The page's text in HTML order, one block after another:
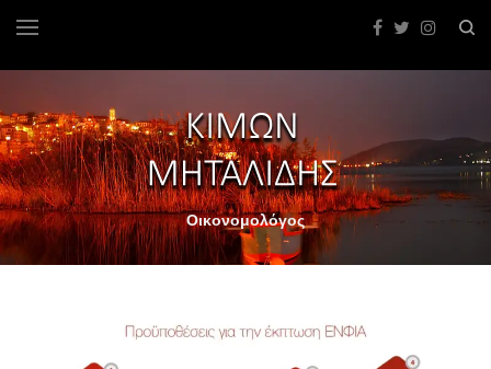
Οικονομολόγος